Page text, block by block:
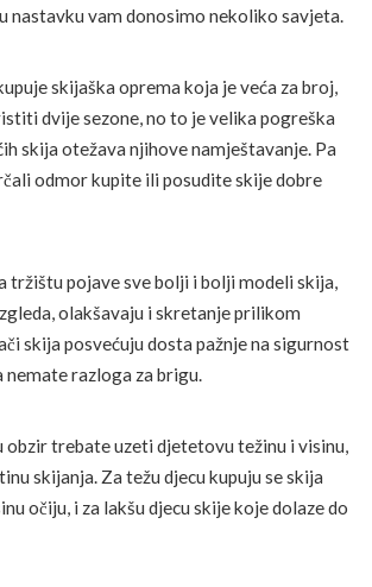
nastavku vam donosimo nekoliko savjeta.
skijaška oprema koja je veća za broj,
dvije sezone, no to je velika pogreška
skija otežava njihove namještavanje. Pa
odmor kupite ili posudite skije dobre
tržištu pojave sve bolji i bolji modeli skija,
olakšavaju i skretanje prilikom
skija posvećuju dosta pažnje na sigurnost
nemate razloga za brigu.
obzir trebate uzeti djetetovu težinu i visinu,
skijanja. Za težu djecu kupuju se skija
očiju, i za lakšu djecu skije koje dolaze do